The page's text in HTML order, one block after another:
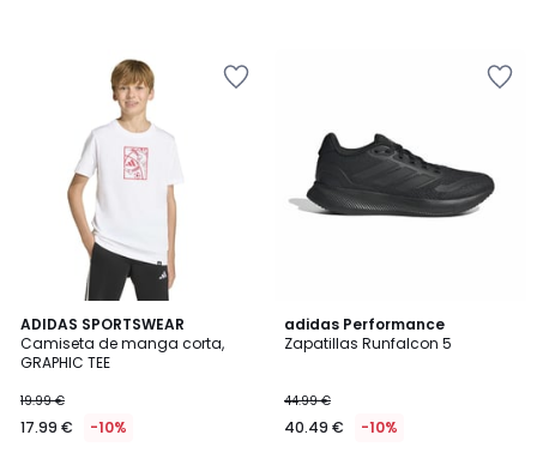
ADIDAS SPORTSWEAR
Camiseta de manga corta,
GRAPHIC TEE
19.99 €
17.99 € -10%
adidas Performance
Zapatillas Runfalcon 5
44.99 €
40.49 € -10%
4,8
/ 5
2
Colores